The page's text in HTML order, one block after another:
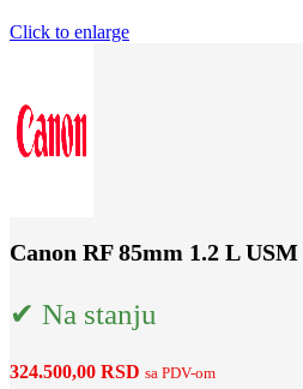
Click to enlarge
Canon RF 85mm 1.2 L USM
✔ Na stanju
324.500,00 RSD sa PDV-om